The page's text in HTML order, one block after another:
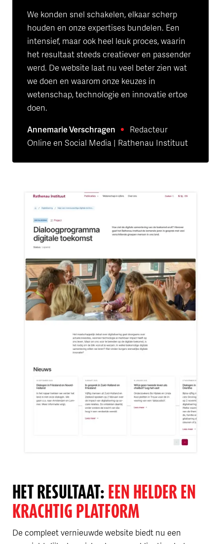
We konden snel schakelen, elkaar scherp
houden en onze expertises bundelen. Een
intensief, maar ook heel leuk proces, waarin
het resultaat steeds creatiever en passender
werd. De website laat nu veel beter zien wat
we doen en waarom onze keuzes in
wetenschap, technologie en innovatie ertoe
doen.
Annemarie Verschragen
Redacteur
Online en Social Media | Rathenau Instituut
HET RESULTAAT: EEN HELDER EN
KRACHTIG PLATFORM
De compleet vernieuwde website biedt nu een